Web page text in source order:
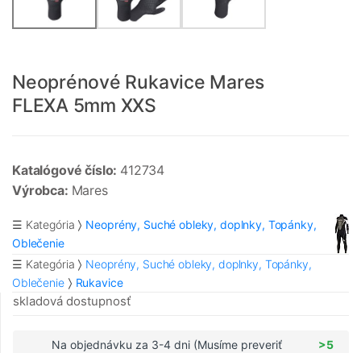
Neoprénové Rukavice Mares
FLEXA 5mm XXS
Katalógové číslo: 412734
Výrobca: Mares
☰ Kategória
Neoprény, Suché obleky, doplnky, Topánky,
Oblečenie
☰ Kategória
Neoprény, Suché obleky, doplnky, Topánky,
Oblečenie
Rukavice
skladová dostupnosť
Na objednávku za 3-4 dni (Musíme preveriť
>5